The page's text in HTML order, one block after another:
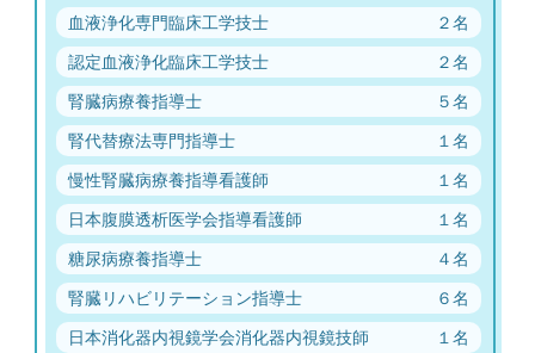
血液浄化専門臨床工学技士 ２名
認定血液浄化臨床工学技士 ２名
腎臓病療養指導士 ５名
腎代替療法専門指導士 １名
慢性腎臓病療養指導看護師 １名
日本腹膜透析医学会指導看護師 １名
糖尿病療養指導士 ４名
腎臓リハビリテーション指導士 ６名
日本消化器内視鏡学会消化器内視鏡技師 １名